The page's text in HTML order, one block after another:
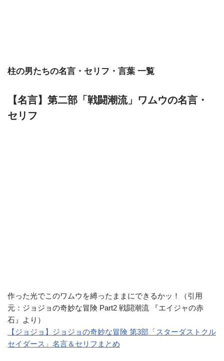
柱の男たちの名言・セリフ・言葉 一覧
【名言】第二部「戦闘潮流」ワムウの名言・
セリフ
作った光でこのワムウを縛ったままにできるかッ！（引用
元：ジョジョの奇妙な冒険 Part2 戦闘潮流 『エイジャの赤
石』より）
【ジョジョ】ジョジョの奇妙な冒険 第3部「スターダストクル
セイダース」名言＆セリフまとめ